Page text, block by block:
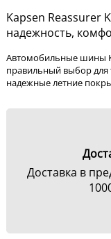
Kapsen Reassurer
надежность,
Автомобильные шины
правильный выбор для
надежные летние
Доставка в